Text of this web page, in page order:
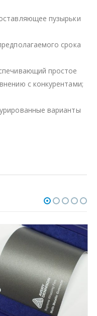
пузырьки
срока
простое
с конкурентами;
варианты